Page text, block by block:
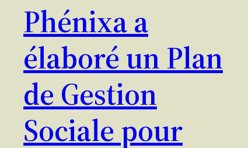
Phénixa a
élaboré un Plan
de Gestion
Sociale pour